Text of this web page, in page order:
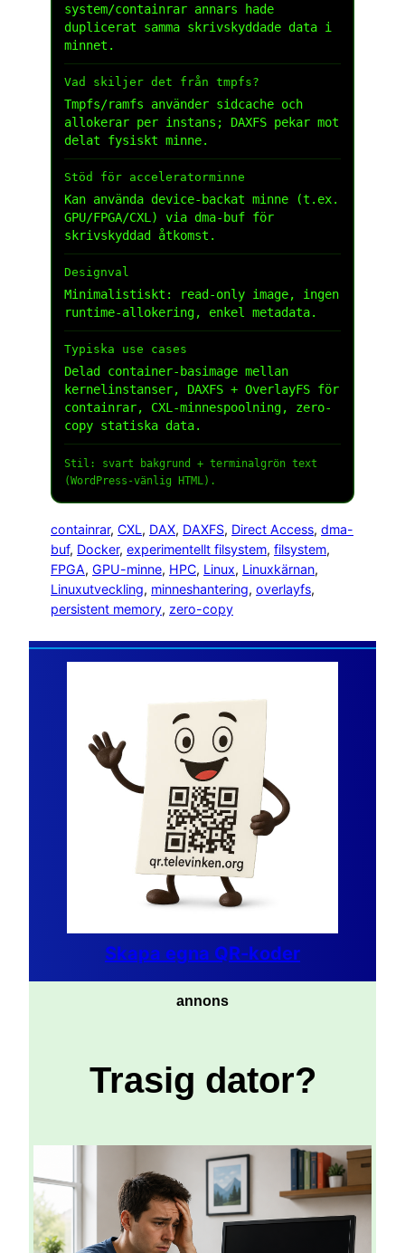
system/containrar annars hade
duplicerat samma skrivskyddade data i
minnet.
Vad skiljer det från tmpfs?
Tmpfs/ramfs använder sidcache och
allokerar per instans; DAXFS pekar mot
delat fysiskt minne.
Stöd för acceleratorminne
Kan använda device-backat minne (t.ex.
GPU/FPGA/CXL) via dma-buf för
skrivskyddad åtkomst.
Designval
Minimalistiskt: read-only image, ingen
runtime-allokering, enkel metadata.
Typiska use cases
Delad container-basimage mellan
kernelinstanser, DAXFS + OverlayFS för
containrar, CXL-minnespoolning, zero-
copy statiska data.
Stil: svart bakgrund + terminalgrön text
(WordPress-vänlig HTML).
containrar, CXL, DAX, DAXFS, Direct Access, dma-
buf, Docker, experimentellt filsystem, filsystem
FPGA, GPU-minne, HPC, Linux, Linuxkärnan
Linuxutveckling, minneshantering, overlayfs
persistent memory, zero-copy
Skapa egna QR-koder
annons
Trasig dator?